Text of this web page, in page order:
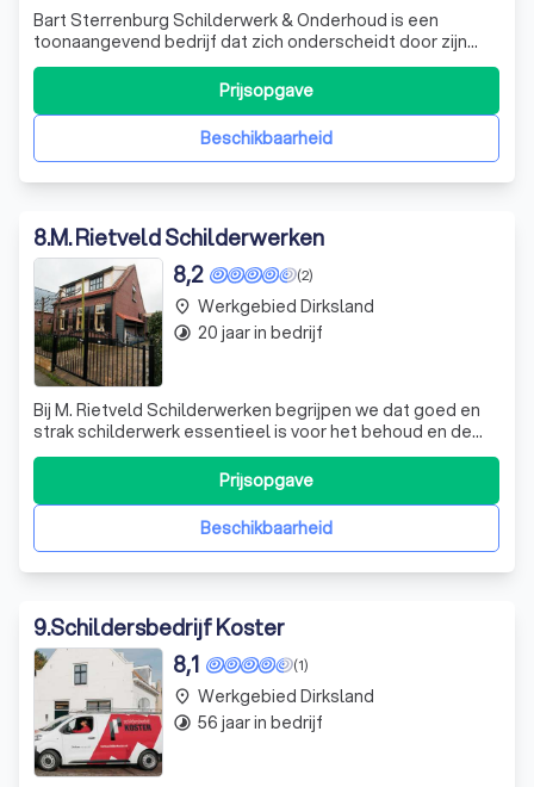
Bart Sterrenburg Schilderwerk & Onderhoud is een
toonaangevend bedrijf dat zich onderscheidt door zijn
expertise in zowel buiten- als binnenschilderwerk,
spuitwerkzaamheden en houtrotreparaties. Onze
toewijding aan vakmanschap is zichtbaar in onze
projecten, waarvan u enkele voorbeelden kunt bekijke
Beschikbaarheid
Prijsopgave
8.M. Rietveld Schilderwerken
(2)
8,2
Bij M. Rietveld Schilderwerken begrijpen we dat goed en
strak schilderwerk essentieel is voor het behoud en de
uitstraling van uw woning. Met meer dan 35 jaar ervaring in
binnen- en buitenschilderwerk, onderscheiden we ons
door onze expertise en toewijding aan kwaliteit. Houtrot is
Beschikbaarheid
Prijsopgave
place Werkgebied Dirksland
timelapse 20 jaar in bedrijf
9.Schildersbedrijf Koster
(1)
8,1
place Werkgebied Dirksland
timelapse 56 jaar in bedrijf